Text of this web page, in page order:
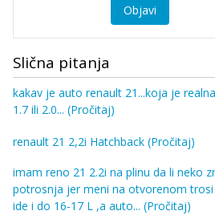
Objavi
Slična pitanja
kakav je auto renault 21...koja je
1.7 ili 2.0... (Pročitaj)
renault 21 2,2i Hatchback (Pročitaj)
imam reno 21 2.2i na plinu da li neko
potrosnja jer meni na otvorenom trosi
ide i do 16-17 L ,a auto... (Pročitaj)